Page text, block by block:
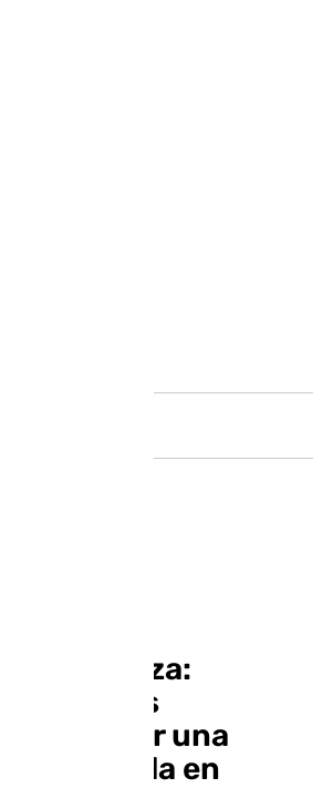
la fuerza:
y Costas
retirar una
encallada en